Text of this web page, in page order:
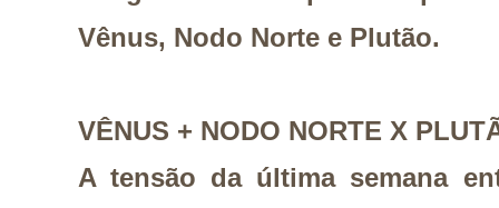
Vênus, Nodo Norte e Plutão.
VÊNUS + NODO NORTE X
A tensão da última semana